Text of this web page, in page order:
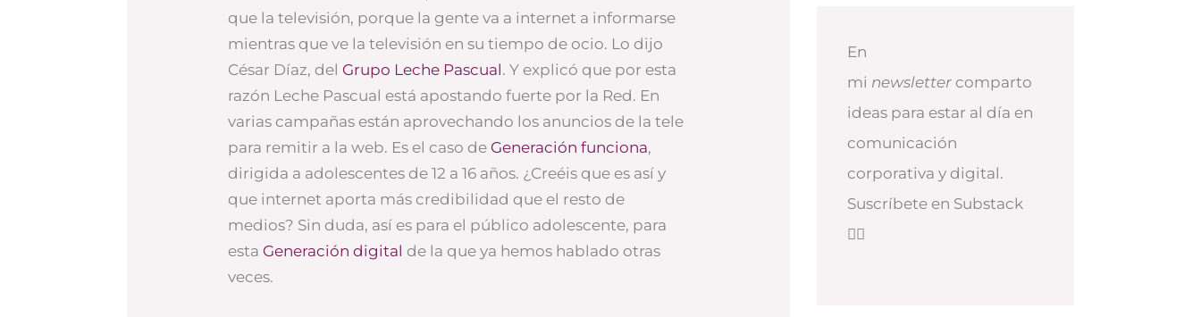
que la televisión, porque la gente va a internet a informarse
mientras que ve la televisión en su tiempo de ocio. Lo dijo
César Díaz, del Grupo Leche Pascual.Y explicó que por esta
razón Leche Pascual está apostando fuerte por la Red. En
varias campañas están aprovechando los anuncios de la tele
para remitir a la web. Es el caso de Generación funciona,
dirigida a adolescentes de 12 a 16 años. ¿Creéis que es así y
que internet aporta más credibilidad que el resto de
medios? Sin duda, así es para el público adolescente, para
esta Generación digital de la que ya hemos hablado otras
veces.
En
mi newsletter comparto
ideas para estar al día en
comunicación
corporativa y digital.
Suscríbete en Substack
👇🏻